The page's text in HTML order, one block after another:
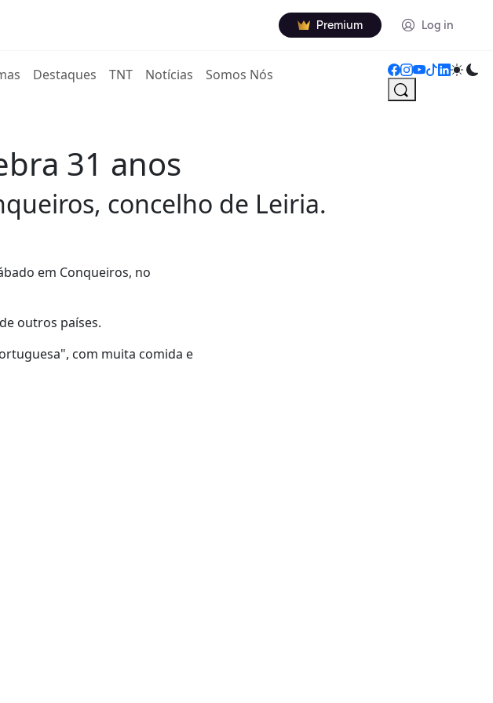
Premium Log in
Destaques TNT Notícias Somos Nós
31 anos
concelho de Leiria.
em Conqueiros, no
outros países.
com muita comida e